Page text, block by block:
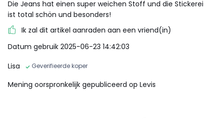
Die Jeans hat einen super weichen Stoff und die Stickerei
ist total schön und besonders!
Ik zal dit artikel aanraden aan een vriend(in)
Datum gebruik 2025-06-23 14:42:03
Lisa
Geverifieerde koper
Mening oorspronkelijk gepubliceerd op Levis